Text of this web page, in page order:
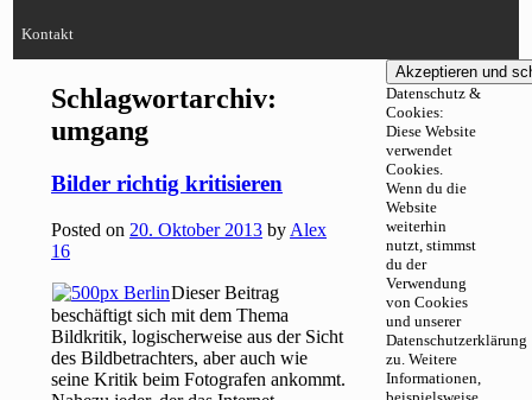
Kontakt
Schlagwortarchiv:
umgang
Bilder richtig kritisieren
Posted on 20. Oktober 2013 by Alex
16
Dieser Beitrag
beschäftigt sich mit dem Thema
Bildkritik, logischerweise aus der Sicht
des Bildbetrachters, aber auch wie
seine Kritik beim Fotografen ankommt.
Datenschutz &
Cookies:
Diese Website
verwendet
Cookies.
Wenn du die
Website
weiterhin
nutzt, stimmst
du der
Verwendung
von Cookies
und unserer
Datenschutzerklärung
zu. Weitere
Informationen,